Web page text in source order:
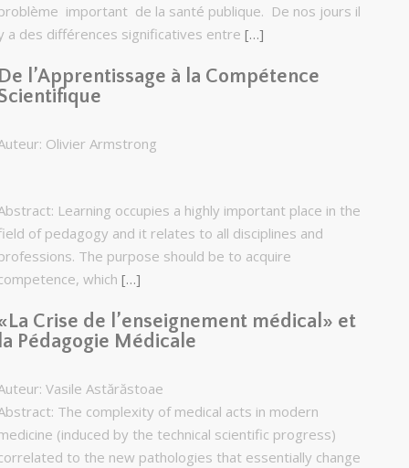
important de la santé publique. De nos jours il
a des différences significatives entre […]
l’Apprentissage à la Compétence
Olivier Armstrong
Learning occupies a highly important place in the
of pedagogy and it relates to all disciplines and
The purpose should be to acquire
which […]
Crise de l’enseignement médical» et
Pédagogie Médicale
Vasile Astărăstoae
The complexity of medical acts in modern
(induced by the technical scientific progress)
to the new pathologies that essentially change